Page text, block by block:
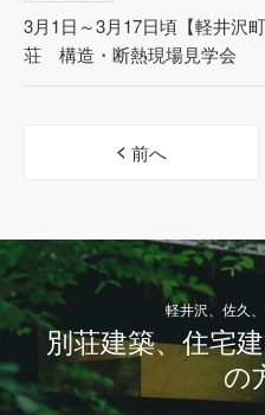
3月1日～3月17日頃【軽井沢
荘 構造・断熱現場見学会
前へ
軽井沢、佐久
別荘建築、住宅
の